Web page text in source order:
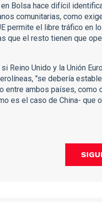
Bolsa hace difícil
comunitarias, como
permite el libre tráfico en
que el resto tienen que
Reino Unido y la Unión
"se debería
entre ambos países, como
es el caso de China- que